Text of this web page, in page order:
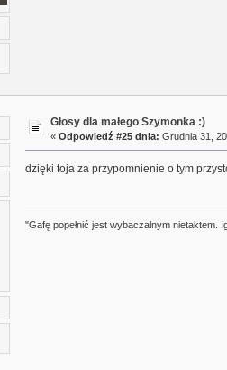
Głosy dla małego Szymonka :)
« Odpowiedź #25 dnia: Grudnia 31,
dzięki toja za przypomnienie o tym
"Gafę popełnić jest wybaczalnym nietaktem.